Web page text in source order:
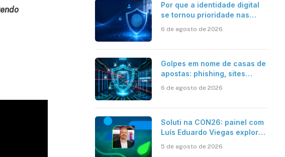
Por que a identidade digital
se tornou prioridade nas
6 de agosto de 2026
Golpes em nome de casas de
apostas: phishing, sites
6 de agosto de 2026
Soluti na CON26: painel com
Luís Eduardo Viegas explora
eficiência da Contabilidade
5 de agosto de 2026